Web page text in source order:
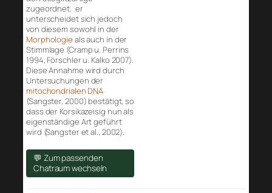
zugeordnet. er
unterscheidet sich jedoch
von diesem sowohl in der
Morphologie als auch in der
Stimmlage (Cramp u. Perrins
1994, Förschler u. Kalko 2007).
Diese Annahme wird durch
Untersuchungen der
mitochondrialen DNA
(Sangster, 2000) bestätigt, so
dass der Korsikazeisig nun als
eigenständige Art geführt
wird (Sangster et al., 2002).
💬 Zum passenden
Chatraum wechseln